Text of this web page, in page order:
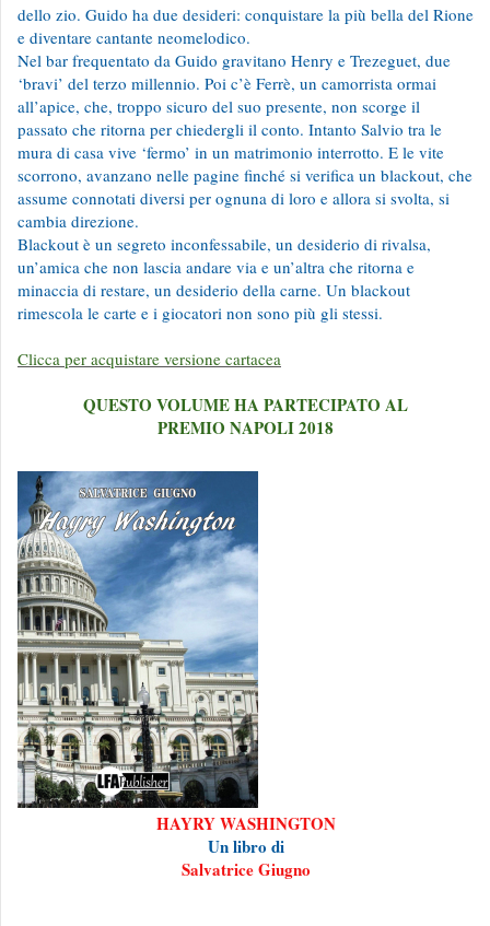
dello zio. Guido ha due desideri: conquistare la più bella del Rione
e diventare cantante neomelodico.
Nel bar frequentato da Guido gravitano Henry e Trezeguet, due
‘bravi’ del terzo millennio. Poi c’è Ferrè, un camorrista ormai
all’apice, che, troppo sicuro del suo presente, non scorge il
passato che ritorna per chiedergli il conto. Intanto Salvio tra le
mura di casa vive ‘fermo’ in un matrimonio interrotto. E le vite
scorrono, avanzano nelle pagine finché si verifica un blackout, che
assume connotati diversi per ognuna di loro e allora si svolta, si
cambia direzione.
Blackout è un segreto inconfessabile, un desiderio di rivalsa,
un’amica che non lascia andare via e un’altra che ritorna e
minaccia di restare, un desiderio della carne. Un blackout
rimescola le carte e i giocatori non sono più gli stessi.
Clicca per acquistare versione cartacea
QUESTO VOLUME HA PARTECIPATO AL
PREMIO NAPOLI 2018
HAYRY WASHINGTON
Un libro di
Salvatrice Giugno